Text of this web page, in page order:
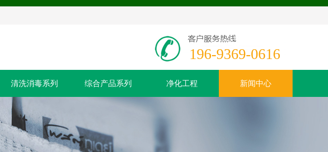
196-9369-0616
清洗消毒系列 综合产品系列 净化工程 新闻中心